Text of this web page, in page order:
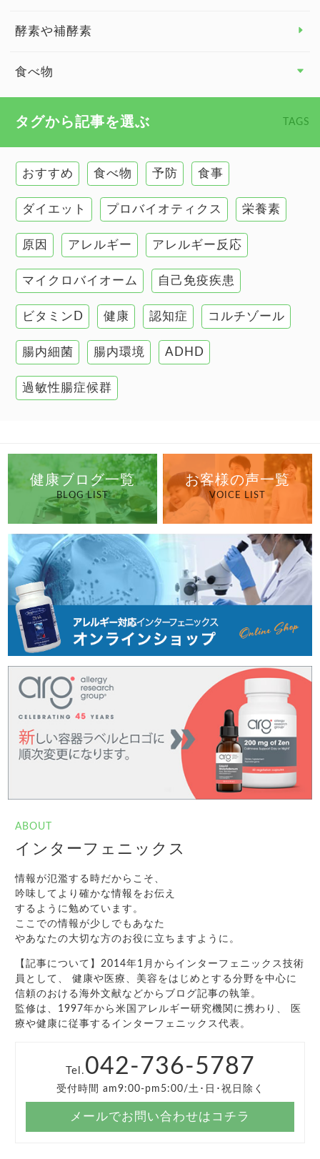
臓器と健康 トップ
慢性疲労
甲状腺
肌
肝臓の健康
腸の健康
自己免疫疾患
高血圧
酵素や補酵素
食べ物
タグから記事を選ぶ TAGS
おすすめ 食べ物 予防 食事
ダイエット プロバイオティクス 栄養素
原因 アレルギー アレルギー反応
マイクロバイオーム 自己免疫疾患
ビタミンD 健康 認知症 コルチゾール
腸内細菌 腸内環境 ADHD
過敏性腸症候群
健康ブログ一覧
BLOG LIST
お客様の声一覧
VOICE LIST
ABOUT
インターフェニックス
情報が氾濫する時だからこそ、
吟味してより確かな情報をお伝え
するように勉めています。
ここでの情報が少しでもあなた
やあなたの大切な方のお役に立ちますように。
【記事について】2014年1月からインターフェニックス技術
員として、 健康や医療、美容をはじめとする分野を中心に
信頼のおける海外文献などからブログ記事の執筆。
監修は、1997年から米国アレルギー研究機関に携わり、 医
療や健康に従事するインターフェニックス代表。
Tel. 042-736-5787
受付時間 am9:00-pm5:00/土･日･祝日除く
メールでお問い合わせはコチラ